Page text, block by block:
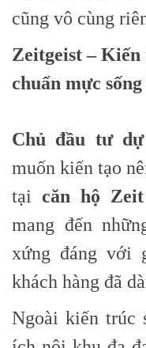
cũng vô cùng
Zeitgeist – Kiến
chuẩn mực
Chủ đầu tư
muốn kiến tạo
tại căn hộ
mang đến
xứng đáng với
khách hàng đã
Ngoài kiến trúc